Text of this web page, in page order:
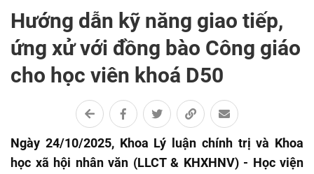
Hướng dẫn kỹ năng giao tiếp,
ứng xử với đồng bào Công giáo
cho học viên khoá D50
Ngày 24/10/2025, Khoa Lý luận chính trị và Khoa
học xã hội nhân văn (LLCT & KHXHNV) - Học viện